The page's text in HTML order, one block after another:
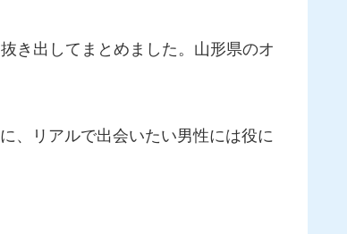
き出してまとめました。山形県のオ
、リアルで出会いたい男性には役に